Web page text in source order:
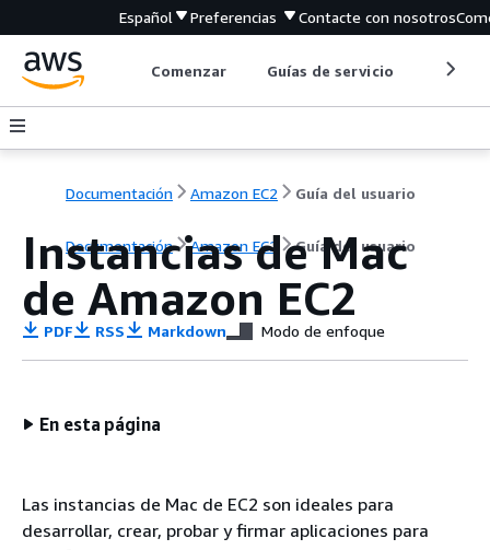
Español Preferencias Contacte con nosotros
Comenzar Guías de servicio
Documentación Amazon EC2 Guía del usuario
Documentación Amazon EC2 Guía del usuario
Instancias de Mac
de Amazon EC2
PDF RSS Markdown Modo de enfoque
En esta página
Las instancias de Mac de EC2 son ideales para
desarrollar, crear, probar y firmar aplicaciones para